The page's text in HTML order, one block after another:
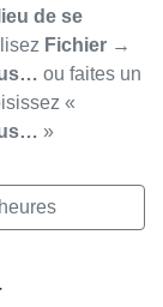
de se
Fichier →
ou faites un
«
»